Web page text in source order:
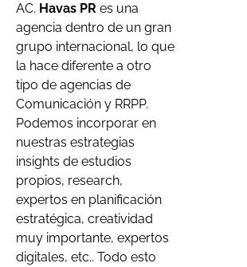
AC. Havas PR es una
agencia dentro de un gran
grupo internacional, lo que
la hace diferente a otro
tipo de agencias de
Comunicación y RRPP.
Podemos incorporar en
nuestras estrategias
insights de estudios
propios, research,
expertos en planificación
estratégica, creatividad
muy importante, expertos
digitales, etc.. Todo esto